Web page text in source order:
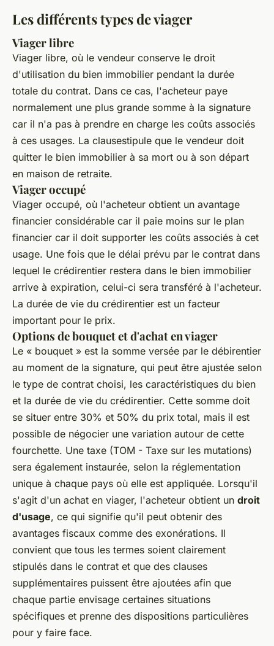
Les différents types de viager
Viager libre
Viager libre, où le vendeur conserve le droit
d'utilisation du bien immobilier pendant la durée
totale du contrat. Dans ce cas, l'acheteur paye
normalement une plus grande somme à la signature
car il n'a pas à prendre en charge les coûts associés
à ces usages. La clausestipule que le vendeur doit
quitter le bien immobilier à sa mort ou à son départ
en maison de retraite.
Viager occupé
Viager occupé, où l'acheteur obtient un avantage
financier considérable car il paie moins sur le plan
financier car il doit supporter les coûts associés à cet
usage. Une fois que le délai prévu par le contrat dans
lequel le crédirentier restera dans le bien immobilier
arrive à expiration, celui-ci sera transféré à l'acheteur.
La durée de vie du crédirentier est un facteur
important pour le prix.
Options de bouquet et d'achat en viager
Le « bouquet » est la somme versée par le débirentier
au moment de la signature, qui peut être ajustée selon
le type de contrat choisi, les caractéristiques du bien
et la durée de vie du crédirentier. Cette somme doit
se situer entre 30% et 50% du prix total, mais il est
possible de négocier une variation autour de cette
fourchette. Une taxe (TOM - Taxe sur les mutations)
sera également instaurée, selon la réglementation
unique à chaque pays où elle est appliquée. Lorsqu'il
s'agit d'un achat en viager, l'acheteur obtient un droit
d'usage, ce qui signifie qu'il peut obtenir des
avantages fiscaux comme des exonérations. Il
convient que tous les termes soient clairement
stipulés dans le contrat et que des clauses
supplémentaires puissent être ajoutées afin que
chaque partie envisage certaines situations
spécifiques et prenne des dispositions particulières
pour y faire face.